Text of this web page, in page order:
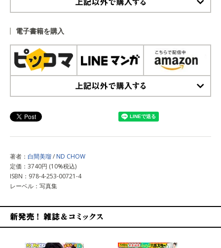
電子書籍を購入
著者： 白間美瑠/ ND CHOW
定価：3740円 (10%税込)
ISBN：978-4-253-00721-4
レーベル：写真集